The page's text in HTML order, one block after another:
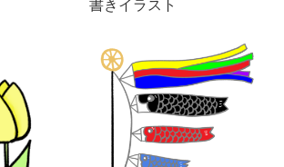
書きイラスト